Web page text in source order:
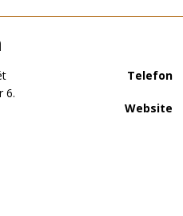
6.
Telefon
Website